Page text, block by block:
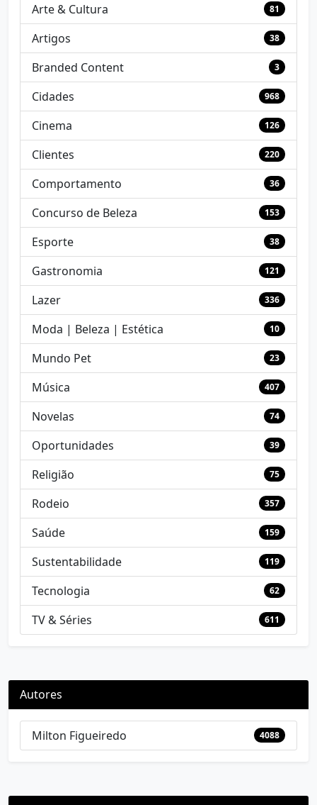
Arte & Cultura 81
Artigos 38
Branded Content 3
Cidades 968
Cinema 126
Clientes 220
Comportamento 36
Concurso de Beleza 153
Esporte 38
Gastronomia 121
Lazer 336
Moda | Beleza | Estética 10
Mundo Pet 23
Música 407
Novelas 74
Oportunidades 39
Religião 75
Rodeio 357
Saúde 159
Sustentabilidade 119
Tecnologia 62
TV & Séries 611
Autores
Milton Figueiredo 4088